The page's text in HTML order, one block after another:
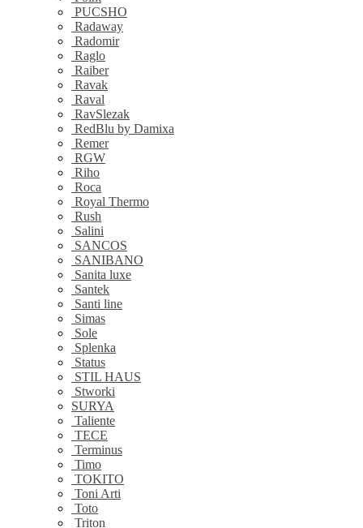
PUCSHO
Radaway
Radomir
Raglo
Raiber
Ravak
Raval
RavSlezak
RedBlu by Damixa
Remer
RGW
Riho
Roca
Royal Thermo
Rush
Salini
SANCOS
SANIBANO
Sanita luxe
Santek
Santi line
Simas
Sole
Splenka
Status
STIL HAUS
Stworki
SURYA
Taliente
TECE
Terminus
Timo
TOKITO
Toni Arti
Toto
Triton